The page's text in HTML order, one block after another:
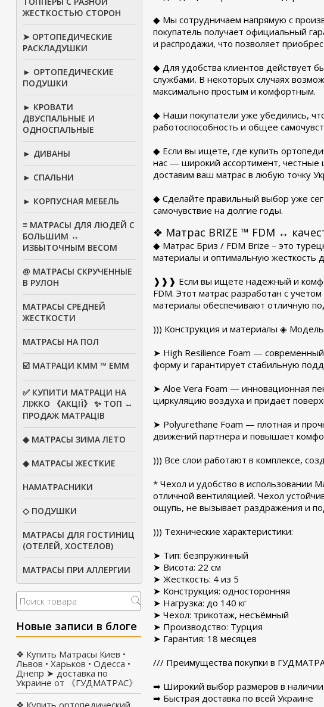
ЖЕСТКОСТЬЮ СТОРОН
➤ ОРТОПЕДИЧЕСКИЕ
РАСКЛАДУШКИ
► ОРТОПЕДИЧЕСКИЕ
ПОДУШКИ
► КРОВАТИ
ДВУСПАЛЬНЫЕ И
ОДНОСПАЛЬНЫЕ
► ДИВАНЫ
► СПАЛЬНИ
► КОРПУСНАЯ МЕБЕЛЬ
≡ МАТРАСЫ ДЛЯ ЛЮДЕЙ С
БОЛЬШИМ ↔
ИЗБЫТОЧНЫМ ВЕСОМ
@ МАТРАСЫ СКРУЧЕННЫЕ
В РУЛОН
МАТРАСЫ СРЕДНЕЙ
ЖЕСТКОСТИ
МАТРАСЫ НА ПОЛ
☑️ МАТРАЦИ КММ ™ ЕММ
✅ КУПИТИ МАТРАЦИ НА
ЛІЖКО 《АКЦІЇ》 ✨ ТОП ↔
ПРОДАЖ МАТРАЦІВ
◆ МАТРАСЫ ЗИМА ЛЕТО
◆ МАТРАСЫ ЖЕСТКИЕ
НАМАТРАСНИКИ
◇ ПОДУШКИ
МАТРАСЫ ДЛЯ ГОСТИНИЦ
(ОТЕЛЕЙ, ХОСТЕЛОВ)
МАТРАСЫ ПРИ АЛЛЕРГИИ
Новые записи в блоге
❖ Купить Матрасы Киев •
Львов • Харьков • Одесса •
Днепр ➤ доставка по
Украине от 《ГУДМАТРАС》
❖ Купить ортопедический
◆ Мы сотрудничаем напрямую с
покупатель получает официальный
и распродажи, что позволяет
◆ Для удобства клиентов действует
службами. В некоторых случаях
максимально простым и комфортным.
◆ Наши покупатели уже убедились,
работоспособность и общее
◆ Если вы ищете, где купить
нас — широкий ассортимент, честные
доставим ваш матрас в любую точку
◆ Сделайте правильный выбор уже
самочувствие на долгие годы.
❖ Матрас BRIZE ™ FDM ↔
◆ Матрас Бриз / FDM Brize – это
материалы и оптимальную жесткость
❱❱❱ Если вы ищете надежный и
FDM. Этот матрас разработан с
материалы обеспечивают отличную
))) Конструкция и материалы ◈
➤ High Resilience Foam —
форму и гарантирует стабильную
➤ Aloe Vera Foam — инновационная
циркуляцию воздуха и придаёт
➤ Polyurethane Foam — плотная и
движений партнёра и повышает
))) Все слои работают в комплексе,
* Чехол и удобство в использовании
отличной вентиляцией. Чехол
ощупь, не вызывает раздражения и
))) Технические характеристики:
➤ Тип: безпружинный
➤ Висота: 22 см
➤ Жесткость: 4 из 5
➤ Конструкция: односторонняя
➤ Нагрузка: до 140 кг
➤ Чехол: трикотаж, несъёмный
➤ Производство: Турция
➤ Гарантия: 18 месяцев
/// Преимущества покупки в
➡ Широкий выбор размеров в наличии
➡ Быстрая доставка по всей Украине